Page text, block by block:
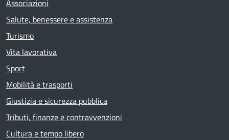
Associazioni
Salute, benessere e assistenza
Turismo
Vita lavorativa
Sport
Mobilità e trasporti
Giustizia e sicurezza pubblica
Tributi, finanze e contravvenzioni
Cultura e tempo libero